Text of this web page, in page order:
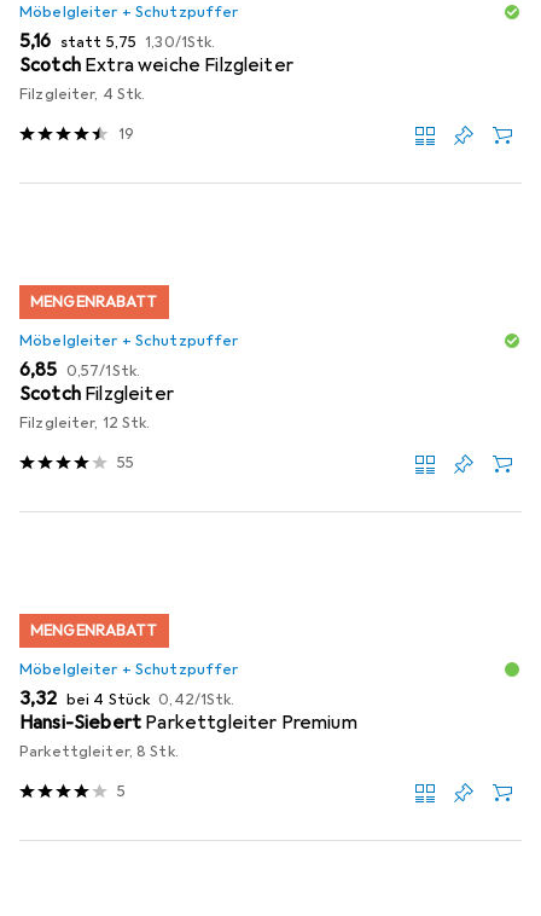
Möbelgleiter + Schutzpuffer
EUR
5,16 statt EUR
5,75 EUR
1,30/1Stk.
Scotch Extra weiche Filzgleiter
Filzgleiter, 4 Stk.
19
MENGENRABATT
Möbelgleiter + Schutzpuffer
EUR
6,85 EUR
0,57/1Stk.
Scotch Filzgleiter
Filzgleiter, 12 Stk.
55
MENGENRABATT
Möbelgleiter + Schutzpuffer
EUR
3,32 bei 4 Stück EUR
0,42/1Stk.
Hansi-Siebert Parkettgleiter Premium
Parkettgleiter, 8 Stk.
5